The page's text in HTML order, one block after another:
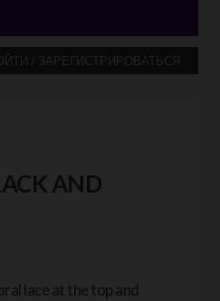
/ ЗАРЕГИСТРИРОВАТЬСЯ
AND
lace at the top and